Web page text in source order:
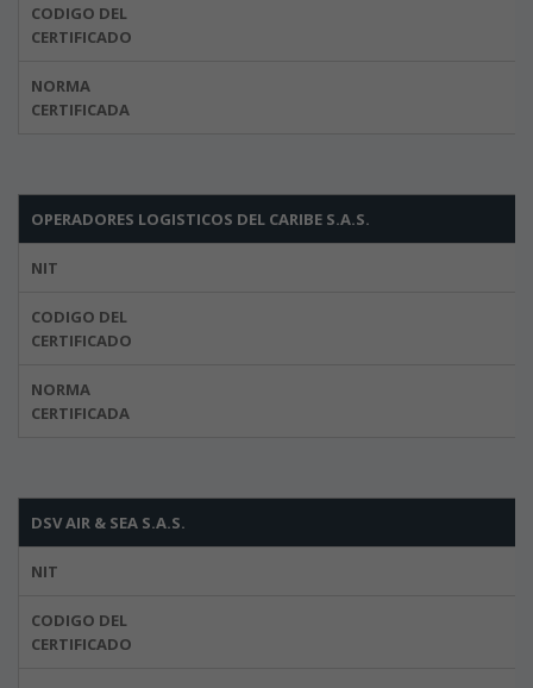
CODIGO DEL
CERTIFICADO
NORMA
CERTIFICADA
OPERADORES LOGISTICOS DEL CARIBE S.A.S.
NIT
CODIGO DEL
CERTIFICADO
NORMA
CERTIFICADA
DSV AIR & SEA S.A.S.
NIT
CODIGO DEL
CERTIFICADO